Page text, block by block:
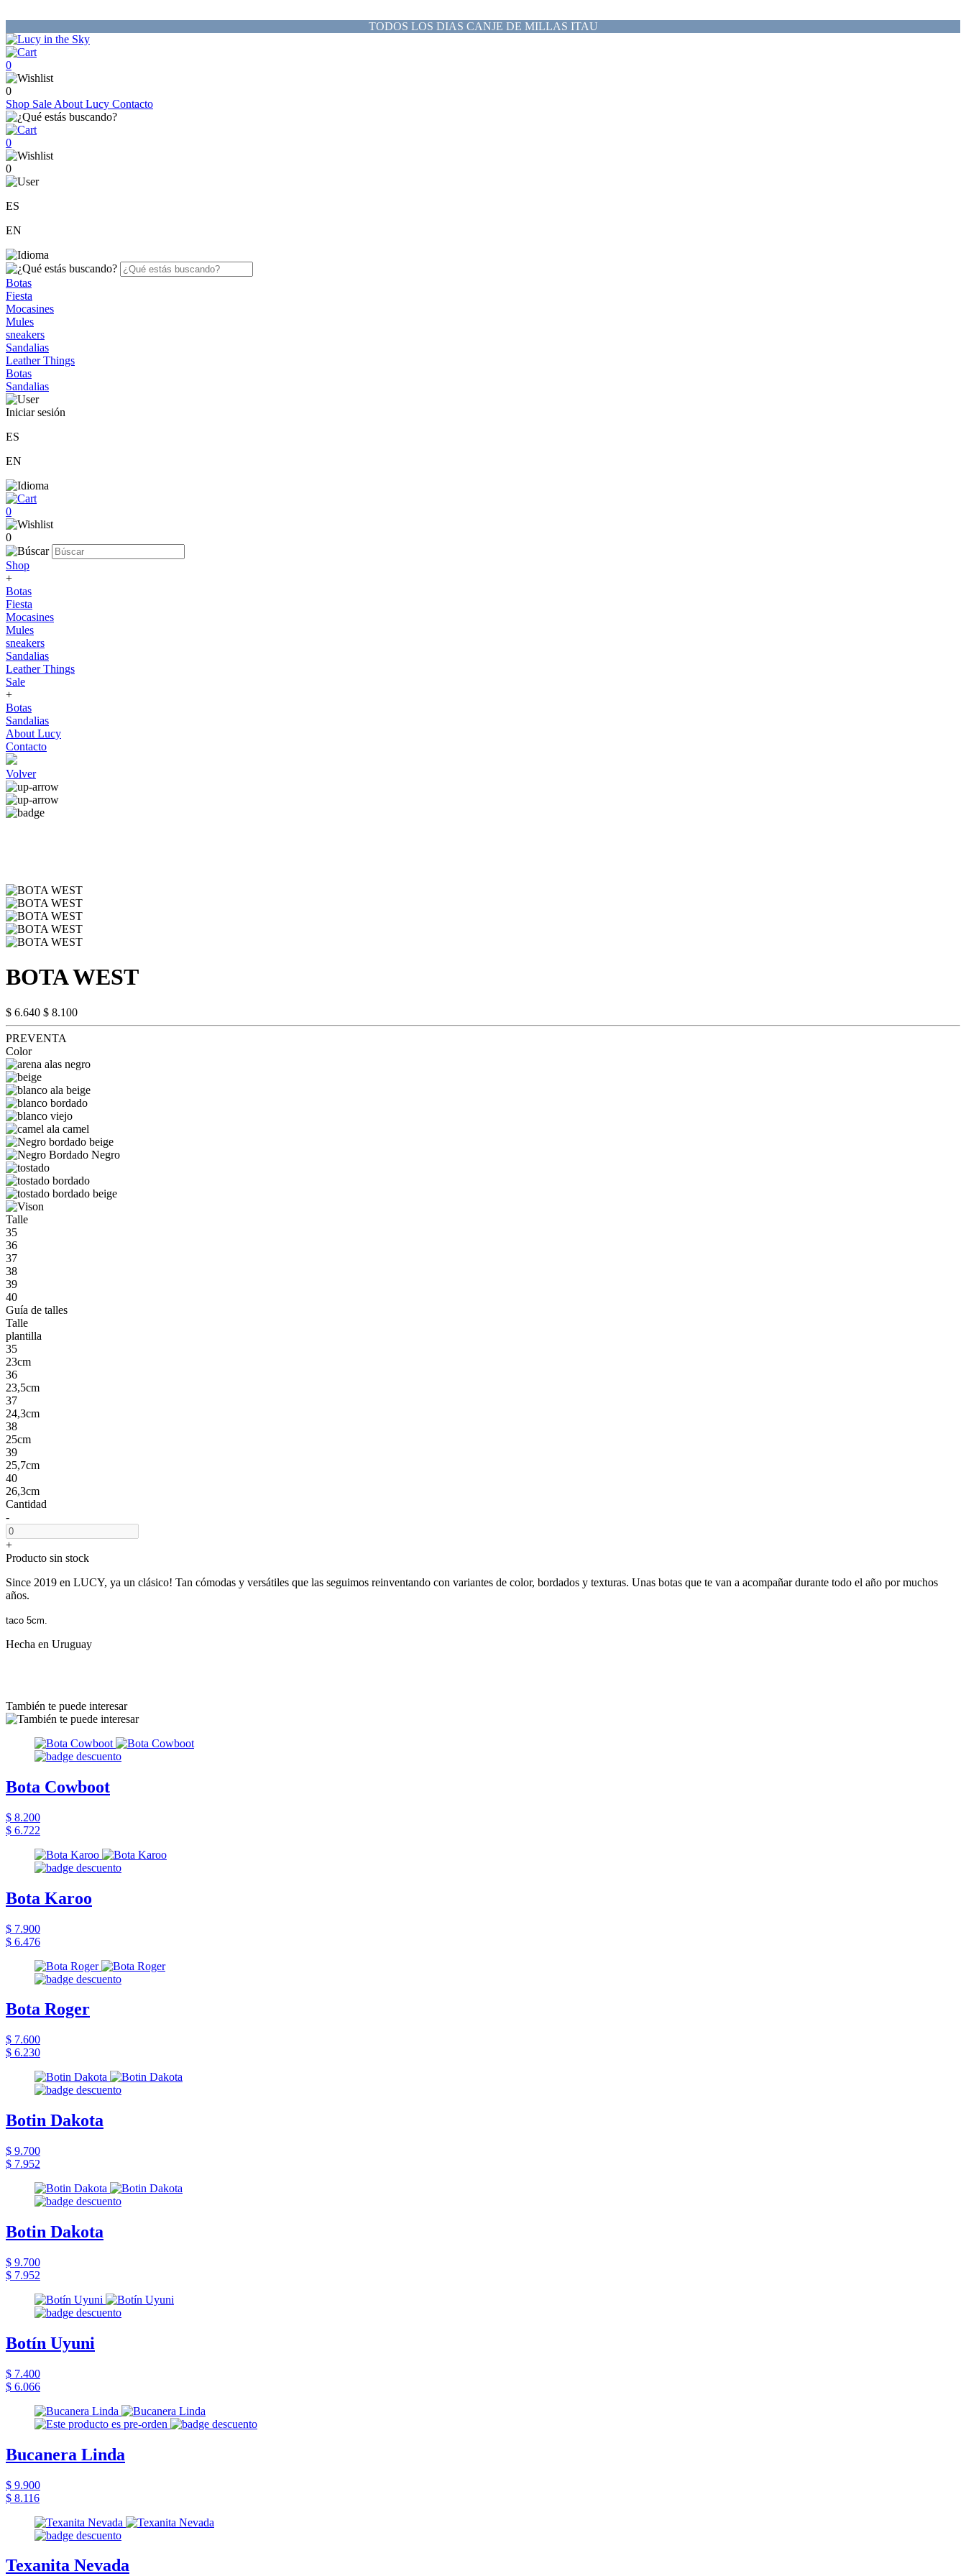
TODOS LOS DIAS CANJE DE MILLAS ITAU
0
0
Shop Sale About Lucy Contacto
0
0
ES
EN
Botas
Fiesta
Mocasines
Mules
sneakers
Sandalias
Leather Things
Botas
Sandalias
Iniciar sesión
ES
EN
0
0
Shop
+
Botas
Fiesta
Mocasines
Mules
sneakers
Sandalias
Leather Things
Sale
+
Botas
Sandalias
About Lucy
Contacto
Volver
BOTA WEST
$ 6.640 $ 8.100
PREVENTA
Color
Talle
35
36
37
38
39
40
Guía de talles
Talle
plantilla
35
23cm
36
23,5cm
37
24,3cm
38
25cm
39
25,7cm
40
26,3cm
Cantidad
-
+
Producto sin stock
Since 2019 en LUCY, ya un clásico! Tan cómodas y versátiles que las seguimos reinventando con variantes de color, bordados y texturas. Unas botas que te van a acompañar durante todo el año por muchos
años.
taco 5cm.
Hecha en Uruguay
También te puede interesar
Bota Cowboot
$ 8.200
$ 6.722
Bota Karoo
$ 7.900
$ 6.476
Bota Roger
$ 7.600
$ 6.230
Botin Dakota
$ 9.700
$ 7.952
Botin Dakota
$ 9.700
$ 7.952
Botín Uyuni
$ 7.400
$ 6.066
Bucanera Linda
$ 9.900
$ 8.116
Texanita Nevada